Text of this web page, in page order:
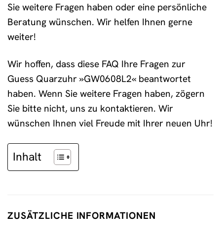
Sie weitere Fragen haben oder eine persönliche
Beratung wünschen. Wir helfen Ihnen gerne
weiter!
Wir hoffen, dass diese FAQ Ihre Fragen zur
Guess Quarzuhr »GW0608L2« beantwortet
haben. Wenn Sie weitere Fragen haben, zögern
Sie bitte nicht, uns zu kontaktieren. Wir
wünschen Ihnen viel Freude mit Ihrer neuen Uhr!
Inhalt
ZUSÄTZLICHE INFORMATIONEN